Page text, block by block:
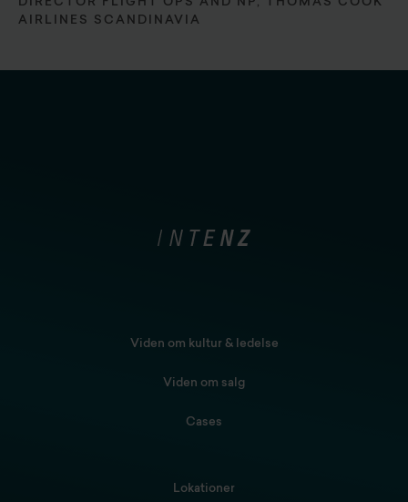
AIRLINES SCANDINAVIA
Viden om kultur & ledelse
Viden om salg
Cases
Lokationer